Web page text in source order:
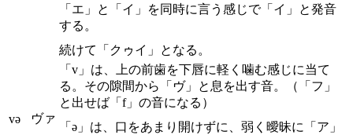
「エ」と「イ」を同時に言う感じで「イ」と発音
する。
続けて「クゥイ」となる。
və ヴァ
「v」は、上の前歯を下唇に軽く噛む感じに当て
る。その隙間から「ヴ」と息を出す音。（「フ」
と出せば「f」の音になる）
「ə」は、口をあまり開けずに、弱く曖昧に「ア」